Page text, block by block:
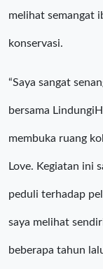
melihat semangat
konservasi.
“Saya sangat
bersama
membuka ruang
Love. Kegiatan ini
peduli terhadap
saya melihat
beberapa tahun